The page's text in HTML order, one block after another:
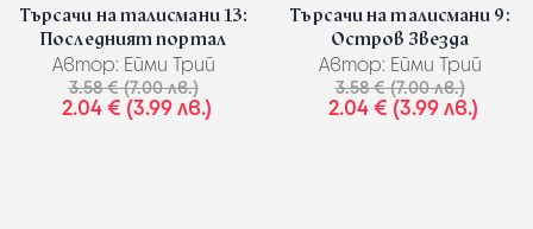
Търсачи на талисмани 13:
Последният портал
Автор: Ейми Трий
3.58 € (7.00 лв.)
2.04 € (3.99 лв.)
Търсачи на талисмани 9:
Остров Звезда
Автор: Ейми Трий
3.58 € (7.00 лв.)
2.04 € (3.99 лв.)